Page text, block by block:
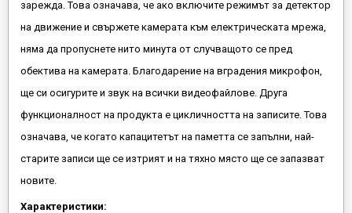
зарежда. Това означава, че ако включите режимът за детектор
на движение и свържете камерата към електрическата мрежа,
няма да пропуснете нито минута от случващото се пред
обектива на камерата. Благодарение на вградения микрофон,
ще си осигурите и звук на всички видеофайлове. Друга
функционалност на продукта е цикличността на записите. Това
означава, че когато капацитетът на паметта се запълни, най-
старите записи ще се изтрият и на тяхно място ще се запазват
новите.
Характеристики: